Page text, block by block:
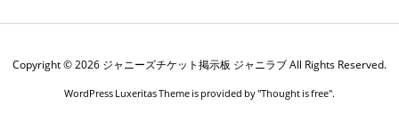
Copyright ©2026 ジャニーズチケット掲示板 ジャニラブAll Rights Reserved.
WordPress Luxeritas Theme is provided by "Thought is free".